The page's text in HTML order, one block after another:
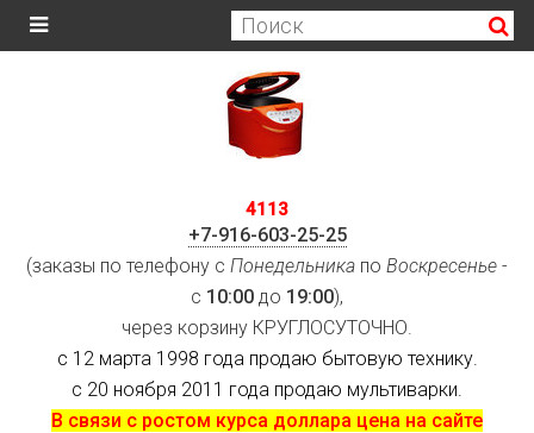
4113
+7-916-603-25-25
(заказы по телефону с Понедельника по Воскресенье -
с 10:00 до 19:00),
через корзину КРУГЛОСУТОЧНО.
с 12 марта 1998 года продаю бытовую технику.
с 20 ноября 2011 года продаю мультиварки.
В связи с ростом курса доллара цена на сайте